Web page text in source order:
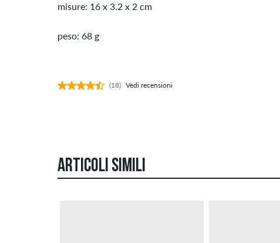
misure: 16 x 3.2 x 2 cm
peso: 68 g
(18) Vedi recensioni
ARTICOLI SIMILI